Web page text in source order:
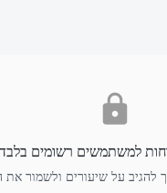
למשתמשים רשומים
להגיב על שיעורים ולשמור